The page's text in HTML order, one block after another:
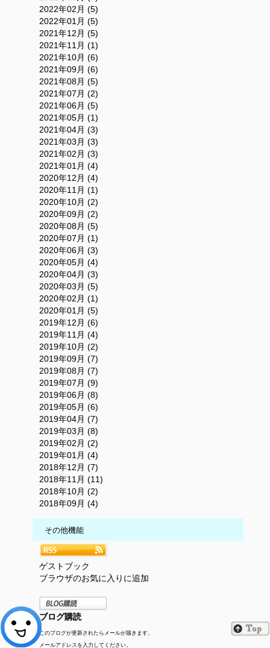
2022年02月 (5)
2022年01月 (5)
2021年12月 (5)
2021年11月 (1)
2021年10月 (6)
2021年09月 (6)
2021年08月 (5)
2021年07月 (2)
2021年06月 (5)
2021年05月 (1)
2021年04月 (3)
2021年03月 (3)
2021年02月 (3)
2021年01月 (4)
2020年12月 (4)
2020年11月 (1)
2020年10月 (2)
2020年09月 (2)
2020年08月 (5)
2020年07月 (1)
2020年06月 (3)
2020年05月 (4)
2020年04月 (3)
2020年03月 (5)
2020年02月 (1)
2020年01月 (5)
2019年12月 (6)
2019年11月 (4)
2019年10月 (2)
2019年09月 (7)
2019年08月 (7)
2019年07月 (9)
2019年06月 (8)
2019年05月 (6)
2019年04月 (7)
2019年03月 (8)
2019年02月 (2)
2019年01月 (4)
2018年12月 (7)
2018年11月 (11)
2018年10月 (2)
2018年09月 (4)
その他機能
ゲストブック
ブラウザのお気に入りに追加
ブログ購読
このブログが更新されたらメールが届きます。
メールアドレスを入力してください。